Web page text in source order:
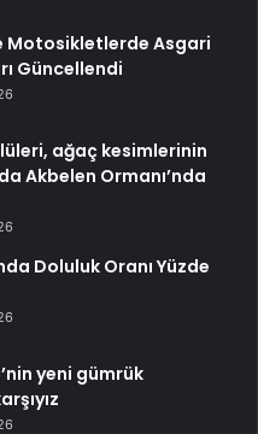
Motosikletlerde Asgari
Güncellendi
ağaç kesimlerinin
Akbelen Ormanı’nda
Doluluk Oranı Yüzde
yeni gümrük